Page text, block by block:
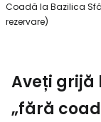
Coadă la Bazilica
rezervare)
Aveți grijă
„fără